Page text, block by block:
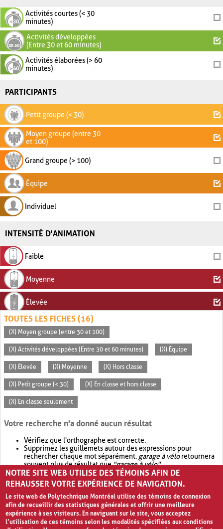
Activités courtes (< 30
minutes)
Activités développées
(Entre 30 et 60 minutes)
Activités élaborées (> 60
minutes)
PARTICIPANTS
Petit groupe (< 30)
Moyen groupe (entre 30
et 100)
Grand groupe (> 100)
Équipe
Individuel
INTENSITÉ D'ANIMATION
Faible
Moyenne
Élevée
TOUTES LES FICHES (16)
(X) Moyen groupe (entre 30 et 100)
(X) Activités développées (Entre 30 et 60 minutes) (X) Équipe
(X) Élevée (X) Moyenne (X) Hors classe
(X) Petit groupe (< 30) (X) En classe et hors classe
(X) En classe seulement
Votre recherche n'a donné aucun résultat
Vérifiez que l'orthographe est correcte.
Supprimez les guillemets autour des expressions pour
rechercher chaque mot séparément. garage à véloretournera
souvent plus de résultat que"garage à vélo".
Envisagez d'élargir votre recherche avec OR.garage OR vélo
retournera souvent plus de résultat quegarage à vélo
NOTRE SITE WEB UTILISE DES TÉMOINS AFIN DE
REHAUSSER VOTRE EXPÉRIENCE DE NAVIGATION.
Le site web de Polytechnique Montréal utilise des témoins de connexion
afin de recueillir des statistiques générales et offrir une meilleure
expérience à ses visiteurs. En naviguant sur le site, vous acceptez
l’utilisation de ces témoins selon les modalités spécifiées aux conditions